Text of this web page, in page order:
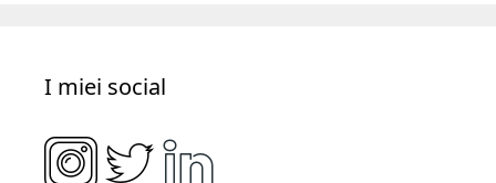
I miei social